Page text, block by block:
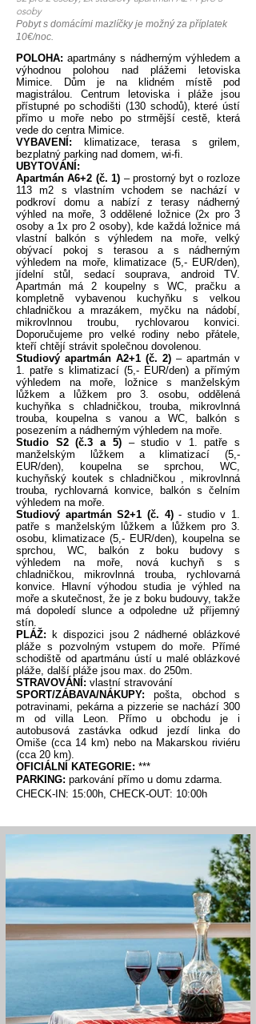
osoby
Pobyt s domácími mazlíčky je možný za příplatek
10€/noc.
POLOHA:apartmány s nádherným výhledem a
výhodnou polohou nad plážemi letoviska
Mimice. Dům je na klidném místě pod
magistrálou. Centrum letoviska i pláže jsou
přístupné po schodišti (130 schodů), které ústí
přímo u moře nebo po strmější cestě, která
vede do centra Mimice.
VYBAVENÍ:
klimatizace, terasa s grilem,
bezplatný parking nad domem, wi-fi.
UBYTOVÁNÍ:
Apartmán A6+2 (č. 1) – prostorný byt o rozloze
113 m2 s vlastním vchodem se nachází v
podkroví domu a nabízí z terasy nádherný
výhled na moře, 3 oddělené ložnice (2x pro 3
osoby a 1x pro 2 osoby), kde každá ložnice má
vlastní balkón s výhledem na moře, velký
obývací pokoj s terasou a s nádherným
výhledem na moře, klimatizace (5,- EUR/den),
jídelní stůl, sedací souprava, android TV.
Apartmán má 2 koupelny s WC, pračku a
kompletně vybavenou kuchyňku s velkou
chladničkou a mrazákem, myčku na nádobí,
mikrovlnnou troubu, rychlovarou konvici.
Doporučujeme pro velké rodiny nebo přátele,
kteří chtějí strávit společnou dovolenou.
Studiový apartmán A2+1 (č. 2) – apartmán v
1. patře s klimatizací (5,- EUR/den) a přímým
výhledem na moře, ložnice s manželským
lůžkem a lůžkem pro 3. osobu, oddělená
kuchyňka s chladničkou, trouba, mikrovlnná
trouba, koupelna s vanou a WC, balkón s
posezením a nádherným výhledem na moře.
Studio S2 (č.3 a 5)– studio v 1. patře s
manželským lůžkem a klimatizací (5,-
EUR/den), koupelna se sprchou, WC,
kuchyňský koutek s chladničkou , mikrovlnná
trouba, rychlovarná konvice, balkón s čelním
výhledem na moře.
Studiový apartmán S2+1 (č. 4)- studio v 1.
patře s manželským lůžkem a lůžkem pro 3.
osobu, klimatizace (5,- EUR/den), koupelna se
sprchou, WC, balkón z boku budovy s
výhledem na moře, nová kuchyň s s
chladničkou, mikrovlnná trouba, rychlovarná
konvice. Hlavní výhodou studia je výhled na
moře a skutečnost, že je z boku budouvy, takže
má dopoledí slunce a odpoledne už příjemný
stín.
PLÁŽ:
k dispozici jsou 2 nádherné oblázkové
pláže s pozvolným vstupem do moře. Přímé
schodiště od apartmánu ústí u malé oblázkové
pláže, další pláže jsou max. do 250m.
STRAVOVÁNÍ: vlastní stravování
SPORT/ZÁBAVA/NÁKUPY: pošta, obchod s
potravinami, pekárna a pizzerie se nachází 300
m od villa Leon. Přímo u obchodu je i
autobusová zastávka odkud jezdí linka do
Omiše (cca 14 km) nebo na Makarskou riviéru
(cca 20 km).
OFICIÁLNÍ KATEGORIE: ***
PARKING: parkování přímo u domu zdarma.
CHECK-IN: 15:00h, CHECK-OUT: 10:00h​